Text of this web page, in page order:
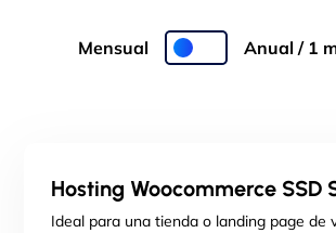
Mensual Anual / 1
Hosting Woocommerce SSD
Ideal para una tienda o landing page de